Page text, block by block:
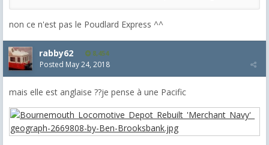
non ce n'est pas le Poudlard Express ^^
rabby62 8,454
Posted May 24, 2018
mais elle est anglaise ??je pense à une Pacific